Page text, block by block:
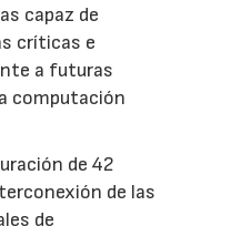
capaz de
críticas e
a futuras
computación
de 42
de las
de